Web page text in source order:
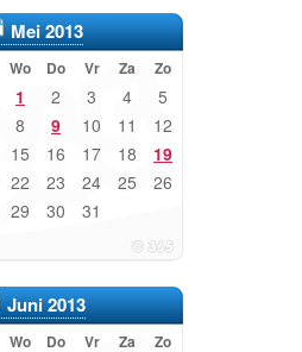
Mei 2013
Wo Do Vr Za Zo
1 2 3 4 5
8 9 10 11 12
15 16 17 18 19
22 23 24 25 26
29 30 31
Juni 2013
Wo Do Vr Za Zo